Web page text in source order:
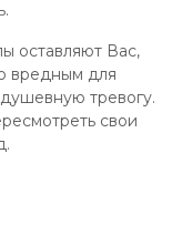
оставляют Вас,
вредным для
тревогу.
свои